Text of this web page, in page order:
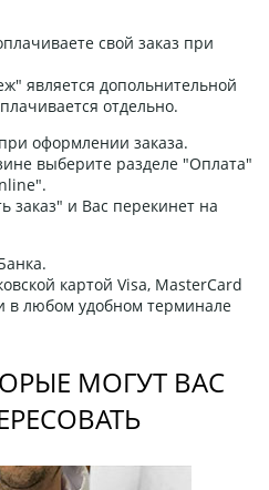
свой заказ при
является допольнительной
отдельно.
оформлении заказа.
выберите разделе "Оплата"
заказ" и Вас перекинет на
картой Visa, MasterCard
в любом удобном терминале
МОГУТ ВАС